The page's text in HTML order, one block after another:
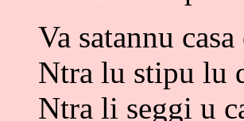
Va satannu casa
Ntra lu stipu lu
Ntra li seggi u